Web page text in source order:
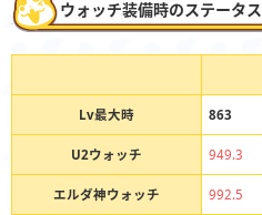
ウォッチ装備時のステータス
Lv最大時 863
U2ウォッチ 949.3
エルダ神ウォッチ 992.5